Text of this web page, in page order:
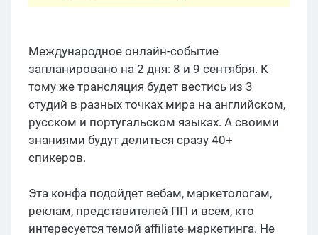
Международное онлайн-событие
запланировано на 2 дня: 8 и 9 сентября. К
тому же трансляция будет вестись из 3
студий в разных точках мира на английском,
русском и португальском языках. А своими
знаниями будут делиться сразу 40+
спикеров.
Эта конфа подойдет вебам, маркетологам,
реклам, представителей ПП и всем, кто
интересуется темой affiliate-маркетинга. Не